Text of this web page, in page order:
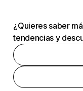
¿Quieres saber
tendencias y